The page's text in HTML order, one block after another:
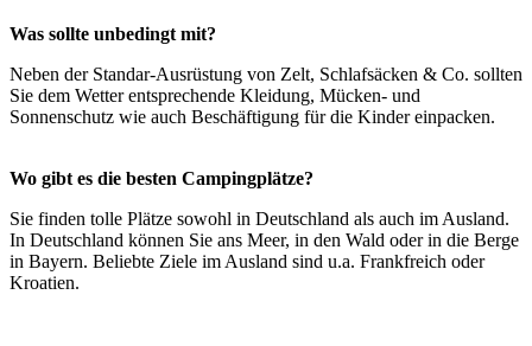
Was sollte unbedingt mit?
Neben der Standar-Ausrüstung von Zelt, Schlafsäcken & Co. sollten
Sie dem Wetter entsprechende Kleidung, Mücken- und
Sonnenschutz wie auch Beschäftigung für die Kinder einpacken.
Wo gibt es die besten Campingplätze?
Sie finden tolle Plätze sowohl in Deutschland als auch im Ausland.
In Deutschland können Sie ans Meer, in den Wald oder in die Berge
in Bayern. Beliebte Ziele im Ausland sind u.a. Frankfreich oder
Kroatien.